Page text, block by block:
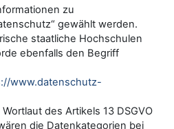
zu
gewählt werden.
staatliche Hochschulen
ebenfalls den Begriff
www.datenschutz-
des Artikels 13 DSGVO
die Datenkategorien bei